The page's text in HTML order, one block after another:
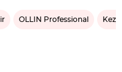
OLLIN Professional Kezy